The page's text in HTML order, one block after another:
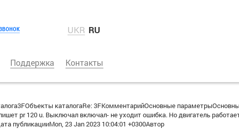
UKR RU
Поддержка Контакты
каталогаRe: 3FКомментарийОсновные
pr 120 u. Выключал включал- не уходит ошибка. Но двигатель
публикацииMon, 23 Jan 2023 10:04:01 +0300Автор